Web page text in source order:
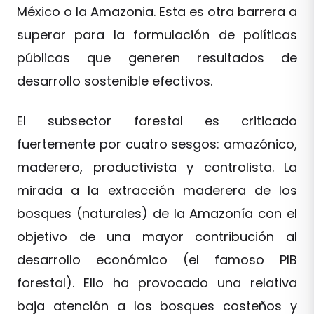
México o la Amazonia. Esta es otra barrera a
superar para la formulación de políticas
públicas que generen resultados de
desarrollo sostenible efectivos.
El subsector forestal es criticado
fuertemente por cuatro sesgos: amazónico,
maderero, productivista y controlista. La
mirada a la extracción maderera de los
bosques (naturales) de la Amazonía con el
objetivo de una mayor contribución al
desarrollo económico (el famoso PIB
forestal). Ello ha provocado una relativa
baja atención a los bosques costeños y